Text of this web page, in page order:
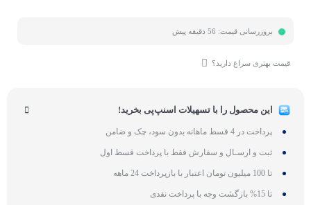
بروزرسانی قیمت: 56 دقیقه پیش
قیمت بهتری سراغ دارید؟
این محصول را با تسهیلات اسنپ‌پی بخرید!
پرداخت در 4 قسط ماهانه بدون سود، چک و ضامن
ثبت و ارسـال و سفارش فقط با پرداخت قسط اول
تا 100 میلیون تومان اعتبار با بازپرداخت 24 ماهه
تا 15% بازگشت وجه با پرداخت نقدی